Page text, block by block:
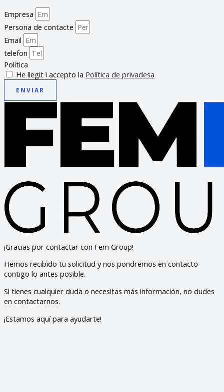
Empresa
Persona de contacte
Email
telefon
Politica
He llegit i accepto la Política de privadesa
ENVIAR
¡Gracias por contactar con Fem Group!
Hemos recibido tu solicitud y nos pondremos en contacto
contigo lo antes posible.
Si tienes cualquier duda o necesitas más información, no dudes
en contactarnos.
¡Estamos aquí para ayudarte!